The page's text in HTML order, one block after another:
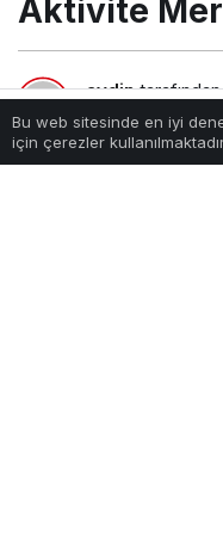
Aktivite
aydintarafından
2 Şubat 2024,
190
Bu web sitesinde en iyi
için çerezler
Anasayfa Akış